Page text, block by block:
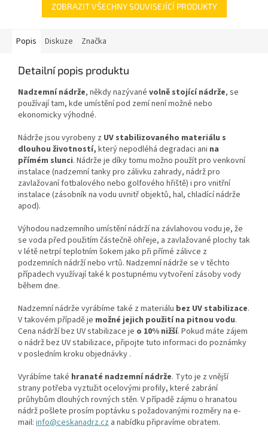
ZOBRAZIT VŠECHNY SOUVISEJÍCÍ PRODUKTY
Popis Diskuze Značka
Detailní popis produktu
Nadzemní nádrže, někdy nazývané volně stojící nádrže, se
používají tam, kde umístění pod zemí není možné nebo
ekonomicky výhodné.
Nádrže jsou vyrobeny z UV stabilizovaného materiálu s
dlouhou životností, který nepodléhá degradaci ani na
přímém slunci. Nádrže je díky tomu možno použít pro venkovní
instalace (nadzemní tanky pro zálivku zahrady, nádrž pro
zavlažovaní fotbalového nebo golfového hřiště) i pro vnitřní
instalace (zásobník na vodu uvnitř objektů, hal, chladící nádrže
apod).
Výhodou nadzemního umístění nádrží na závlahovou vodu je, že
se voda před použitím částečně ohřeje, a zavlažované plochy tak
v létě netrpí teplotním šokem jako při přímé zálivce z
podzemních nádrží nebo vrtů. Nadzemní nádrže se v těchto
případech využívají také k postupnému vytvoření zásoby vody
během dne.
Nadzemní nádrže vyrábíme také z materiálu bez UV stabilizace.
V takovém případě je možné jejich použití na pitnou vodu.
Cena nádrží bez UV stabilizace je o 10% nižší. Pokud máte zájem
o nádrž bez UV stabilizace, připojte tuto informaci do poznámky
v posledním kroku objednávky .
Vyrábíme také hranaté nadzemní nádrže. Tyto je z vnější
strany potřeba vyztužit ocelovými profily, které zabrání
průhybům dlouhých rovných stěn. V případě zájmu o hranatou
nádrž pošlete prosím poptávku s požadovanými rozměry na e-
mail: info@ceskanadrz.cz a nabídku připravíme obratem.